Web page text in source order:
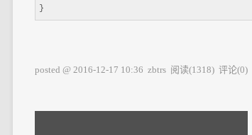
}
posted @ 2016-12-17 10:36 zbtrs 阅读(1318) 评论(0)